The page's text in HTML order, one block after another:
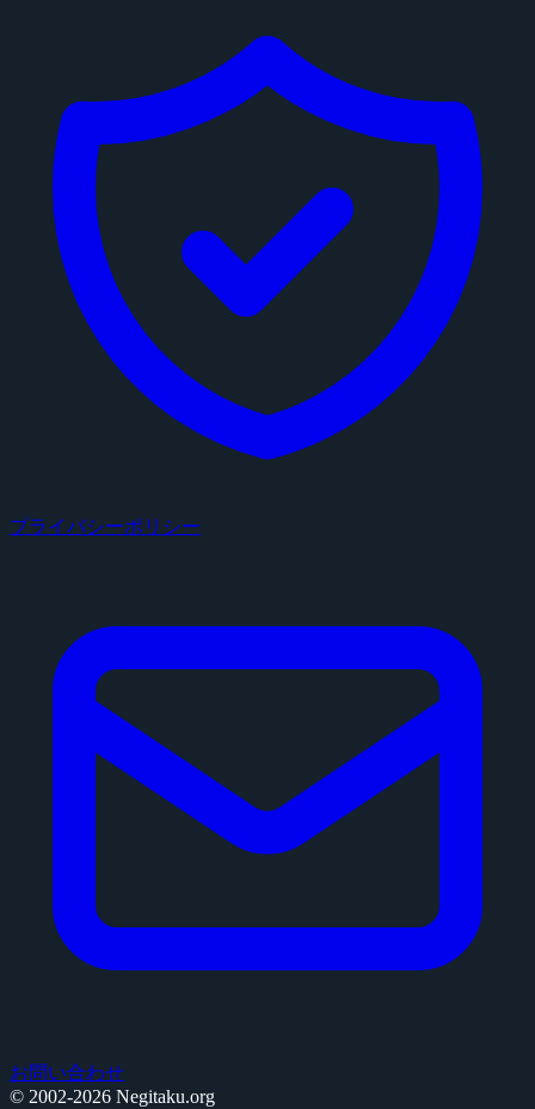
プライバシーポリシー
お問い合わせ
© 2002-2026 Negitaku.org